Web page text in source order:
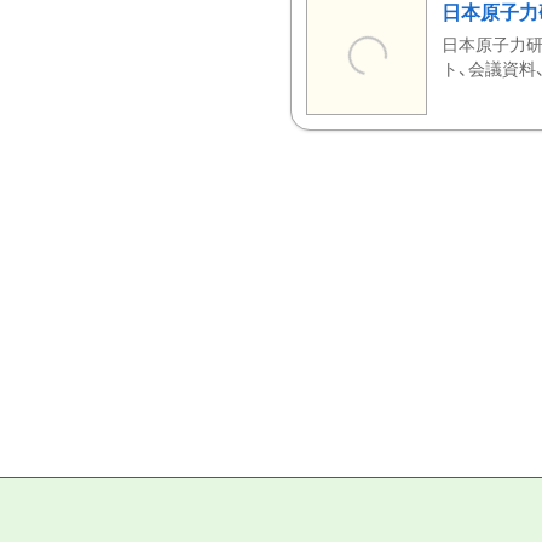
日本原子
日本原子力
ト、会議資